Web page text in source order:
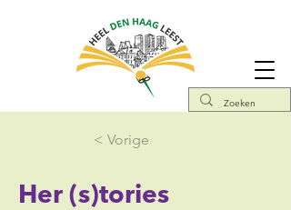
< Vorige
Her (s)tories